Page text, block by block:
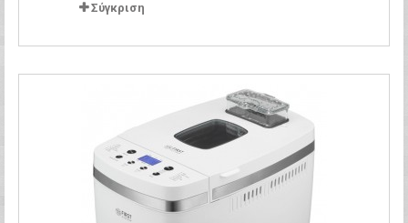
Σύγκριση